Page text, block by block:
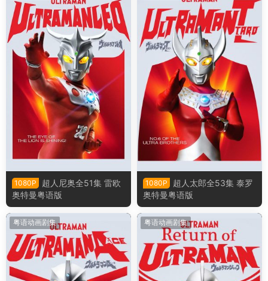
1080P
超人尼奥全51集 雷欧
奥特曼粤语版
1080P
超人太郎全53集 泰罗
奥特曼粤语版
粤语动画剧集 粤语动画剧集